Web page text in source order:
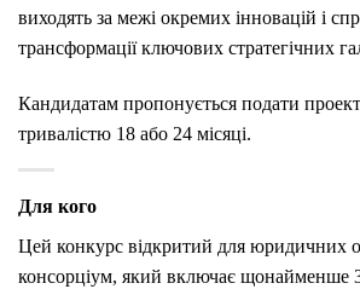
виходять за межі окремих інновацій і
трансформації ключових стратегічних
Кандидатам пропонується подати
тривалістю 18 або 24 місяці.
Для кого
Цей конкурс відкритий для юридичних
консорціум, який включає щонайменше